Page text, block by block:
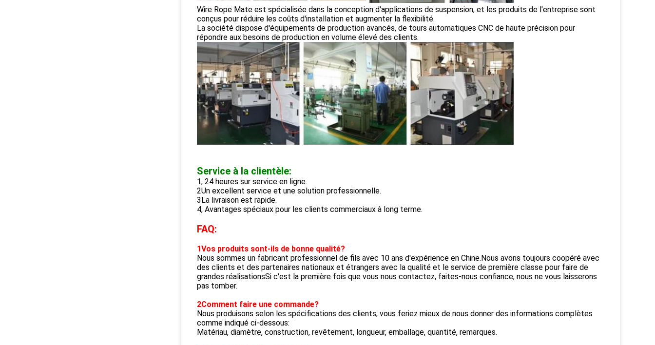
Wire Rope Mate est spécialisée dans la conception d'applications de suspension, et les produits de l'entreprise sont
conçus pour réduire les coûts d'installation et augmenter la flexibilité.
La société dispose d'équipements de production avancés, de tours automatiques CNC de haute précision pour
répondre aux besoins de production en volume élevé des clients.
Service à la clientèle:
1, 24 heures sur service en ligne.
2Un excellent service et une solution professionnelle.
3La livraison est rapide.
4, Avantages spéciaux pour les clients commerciaux à long terme.
FAQ:
1Vos produits sont-ils de bonne qualité?
Nous sommes un fabricant professionnel de fils avec 10 ans d'expérience en Chine.Nous avons toujours coopéré avec
des clients et des partenaires nationaux et étrangers avec la qualité et le service de première classe pour faire de
grandes réalisationsSi c'est la première fois que vous nous contactez, faites-nous confiance, nous ne vous laisserons
pas tomber.
2Comment faire une commande?
Nous produisons selon les spécifications des clients, vous feriez mieux de nous donner des informations complètes
comme indiqué ci-dessous:
Matériau, diamètre, construction, revêtement, longueur, emballage, quantité, remarques.